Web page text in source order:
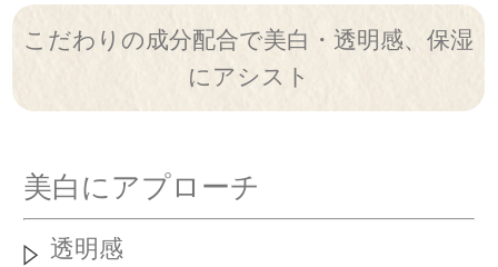
こだわりの成分配合で美白・透明感、保湿
にアシスト
美白にアプローチ
透明感